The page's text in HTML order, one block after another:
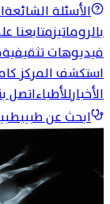
الأسئلة الشائعة
بالروماتيزمتابعنا
فيديوهات تثقيفية
استكشف المركز
الأخبارللأطباءاتصل
ابحث عن طبيب
الأسئلة